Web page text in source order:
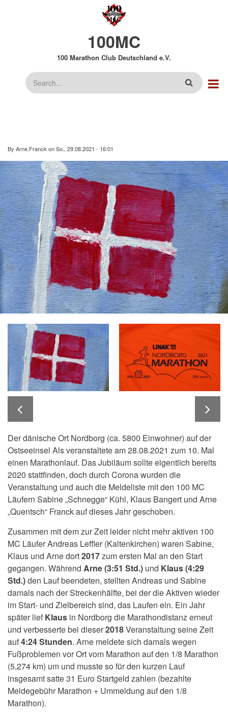
100MC
100 Marathon Club Deutschland e.V.
Suche
By Arne.Franck onSo., 29.08.2021 - 16:01
Der dänische Ort Nordborg (ca. 5800 Einwohner) auf der
Ostseeinsel Als veranstaltete am 28.08.2021 zum 10. Mal
einen Marathonlauf. Das Jubiläum sollte eigentlich bereits
2020 stattfinden, doch durch Corona wurden die
Veranstaltung und auch die Meldeliste mit den 100 MC
Läufern Sabine „Schnegge“ Kühl, Klaus Bangert und Arne
„Quentsch“ Franck auf dieses Jahr geschoben.
Zusammen mit dem zur Zeit leider nicht mehr aktiven 100
MC Läufer Andreas Leffler (Kaltenkirchen) waren Sabine,
Klaus und Arne dort2017zum ersten Mal an den Start
gegangen. Während Arne (3:51 Std.) und Klaus (4:29
Std.)den Lauf beendeten, stellten Andreas und Sabine
damals nach der Streckenhälfte, bei der die Aktiven wieder
im Start- und Zielbereich sind, das Laufen ein. Ein Jahr
später liefKlaus in Nordborg die Marathondistanz erneut
und verbesserte bei dieser2018Veranstaltung seine Zeit
auf4:24 Stunden. Arne meldete sich damals wegen
Fußproblemen vor Ort vom Marathon auf den 1/8 Marathon
(5,274 km) um und musste so für den kurzen Lauf
insgesamt satte 31 Euro Startgeld zahlen (bezahlte
Meldegebühr Marathon + Ummeldung auf den 1/8
Marathon).